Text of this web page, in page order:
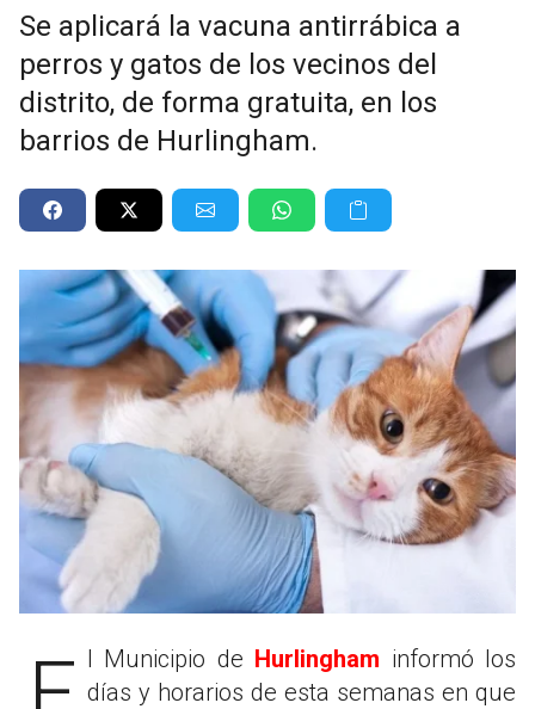
Se aplicará la vacuna antirrábica a
perros y gatos de los vecinos del
distrito, de forma gratuita, en los
barrios de Hurlingham.
El Municipio de Hurlingham informó los
días y horarios de esta semanas en que